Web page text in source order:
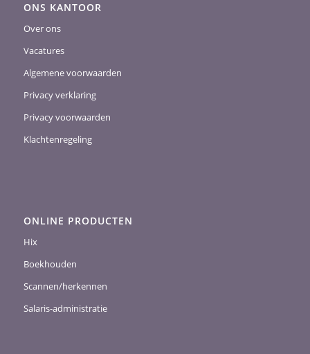
ONS KANTOOR
Over ons
Vacatures
Algemene voorwaarden
Privacy verklaring
Privacy voorwaarden
Klachtenregeling
ONLINE PRODUCTEN
Hix
Boekhouden
Scannen/herkennen
Salaris-administratie